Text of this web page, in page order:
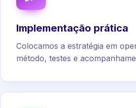
Implementação prática
Colocamos a estratégia em
método, testes e